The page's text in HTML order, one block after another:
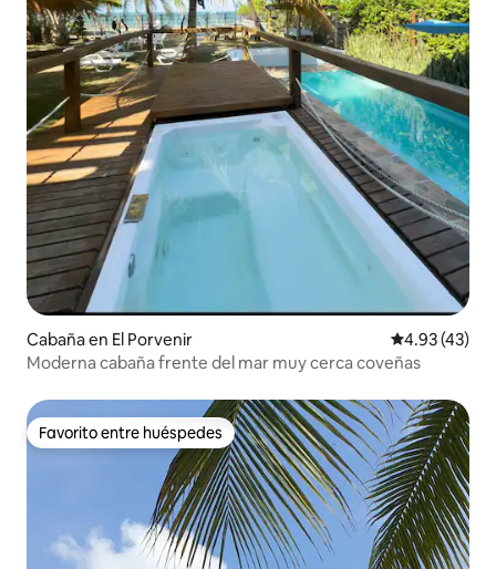
Cabaña en El Porvenir Calificación
4.93 (43)
Moderna cabaña frente del mar muy cerca coveñas
Favorito entre huéspedes
Favorito entre huéspedes